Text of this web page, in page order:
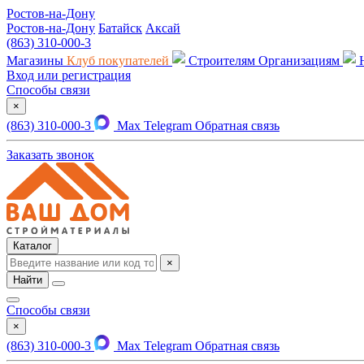
Ростов-на-Дону
Ростов-на-Дону Батайск Аксай
(863) 310-000-3
Магазины Клуб покупателей Строителям Организациям
Вход или регистрация
Способы связи
×
(863) 310-000-3 Max Telegram Обратная связь
Заказать звонок
Каталог
×
Найти
Способы связи
×
(863) 310-000-3 Max Telegram Обратная связь